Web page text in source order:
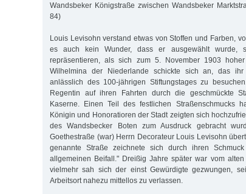
Wandsbeker Königstraße zwischen Wandsbeker
84)
Louis Levisohn verstand etwas von Stoffen und Farben,
es auch kein Wunder, dass er ausgewählt wurde,
repräsentieren, als sich zum 5. November 1903
Wilhelmina der Niederlande schickte sich an, das ihr
anlässlich des 100-jährigen Stiftungstages zu
Regentin auf ihren Fahrten durch die geschmückte
Kaserne. Einen Teil des festlichen Straßenschmucks
Königin und Honoratioren der Stadt zeigten sich
des Wandsbecker Boten zum Ausdruck gebracht
Goethestraße (war) Herrn Decorateur Louis Levisohn
genannte Straße zeichnete sich durch ihren
allgemeinen Beifall." Dreißig Jahre später war vom
vielmehr sah sich der einst Gewürdigte gezwungen,
Arbeitsort nahezu mittellos zu verlassen.